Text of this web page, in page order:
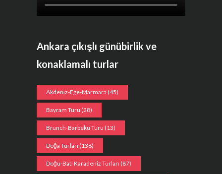
Ankara çıkışlı günübirlik ve
konaklamalı turlar
Akdeniz-Ege-Marmara (45)
Bayram Turu (28)
Brunch-Barbekü Turu (13)
Doğa Turları (138)
Doğu-Batı Karadeniz Turları (87)